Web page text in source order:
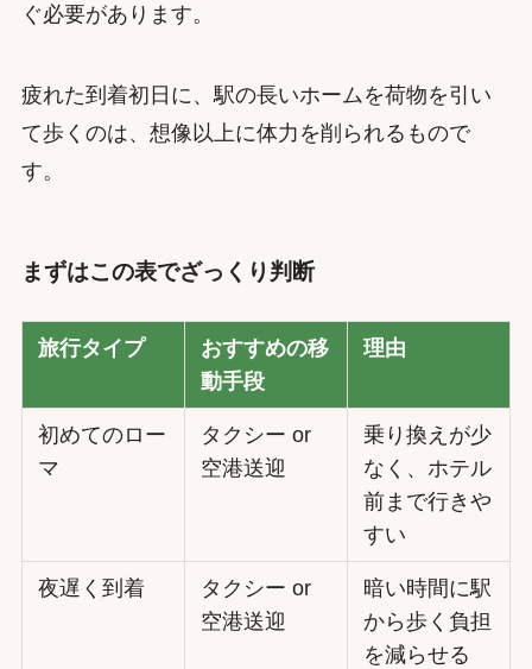
ぐ必要があります。
疲れた到着初日に、駅の長いホームを荷物を引い
て歩くのは、想像以上に体力を削られるもので
す。
まずはこの表でざっくり判断
旅行タイプ
おすすめの移
動手段
理由
初めてのロー
マ
タクシー or
空港送迎
乗り換えが少
なく、ホテル
前まで行きや
すい
夜遅く到着
タクシー or
空港送迎
暗い時間に駅
から歩く負担
を減らせる